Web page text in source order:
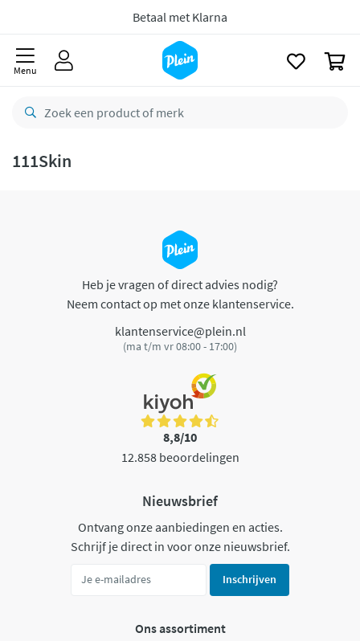
Betaal met Klarna
Menu
111Skin
Heb je vragen of direct advies nodig?
Neem contact op met onze klantenservice.
klantenservice@plein.nl
(ma t/m vr 08:00 - 17:00)
8,8/10
12.858 beoordelingen
Nieuwsbrief
Ontvang onze aanbiedingen en acties.
Schrijf je direct in voor onze nieuwsbrief.
Inschrijven
Ons assortiment